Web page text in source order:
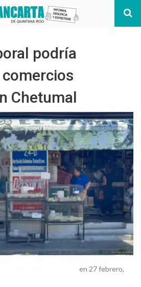
podría
comercios
Chetumal
en 27 febrero,